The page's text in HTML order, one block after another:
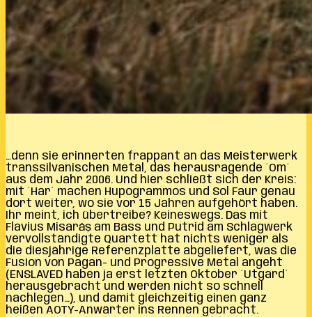
…denn sie erinnerten frappant an das Meisterwerk
transsilvanischen Metal, das herausragende ´Om´
aus dem Jahr 2006. Und hier schließt sich der Kreis:
mit ´Har´ machen Hupogrammos und Sol Faur genau
dort weiter, wo sie vor 15 Jahren aufgehört haben.
Ihr meint, ich übertreibe? Keineswegs. Das mit
Flavius Misarăș am Bass und Putrid am Schlagwerk
vervollständigte Quartett hat nichts weniger als
die diesjährige Referenzplatte abgeliefert, was die
Fusion von Pagan- und Progressive Metal angeht
(ENSLAVED haben ja erst letzten Oktober ´Utgard´
herausgebracht und werden nicht so schnell
nachlegen…), und damit gleichzeitig einen ganz
heißen AOTY-Anwärter ins Rennen gebracht.